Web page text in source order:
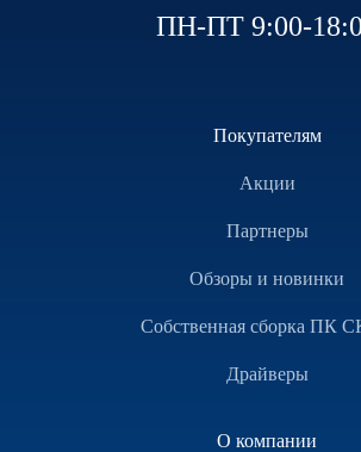
ПН-ПТ 9:00-
Покупателям
Акции
Партнеры
Обзоры и новинки
Собственная сборка ПК
Драйверы
О компании